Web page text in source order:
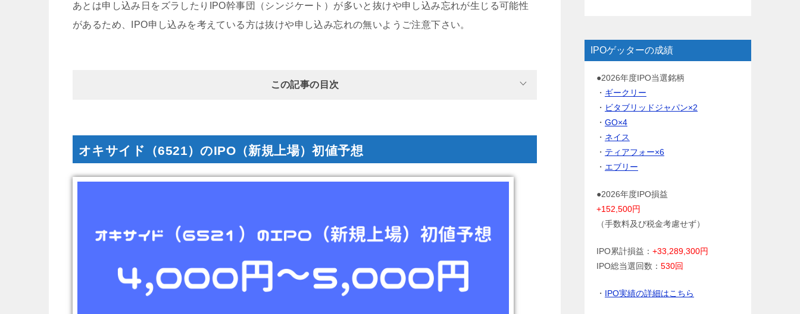
あとは申し込み日をズラしたりIPO幹事団（シンジケート）が多いと抜けや申し込み忘れが生じる可能性
があるため、IPO申し込みを考えている方は抜けや申し込み忘れの無いようご注意下さい。
この記事の目次
オキサイド（6521）のIPO（新規上場）初値予想
IPOゲッターの成績
●2026年度IPO当選銘柄
・ ギークリー
・ ビタブリッドジャパン×2
・ GO×4
・ ネイス
・ ティアフォー×6
・ エブリー
●2026年度IPO損益
+152,500円
（手数料及び税金考慮せず）
IPO累計損益： +33,289,300円
IPO総当選回数： 530回
・ IPO実績の詳細はこちら